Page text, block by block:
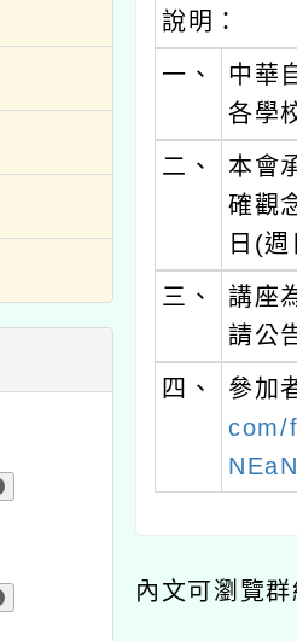
說明：
一、
中華
各學
二、
本會
確觀
日(
三、
講座
請公
四、
參加
com/
內文可瀏覽群